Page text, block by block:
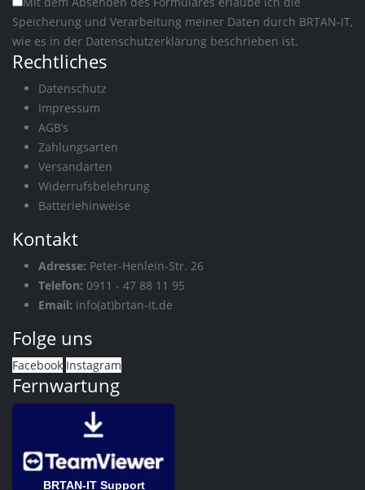
Speicherung und Verarbeitung meiner Daten durch BRTAN-IT,
wie es in der Datenschutzerklärung beschrieben ist.
Rechtliches
Datenschutz
Impressum
AGB’s
Zahlungsarten
Versandarten
Widerrufsbelehrung
Batteriehinweise
Kontakt
Adresse: Peter-Henlein-Str. 26
Telefon: 0911 - 47 88 11 95
Email: info(at)brtan-it.de
Folge uns
Facebook Instagram
Fernwartung
BRTAN-IT Support